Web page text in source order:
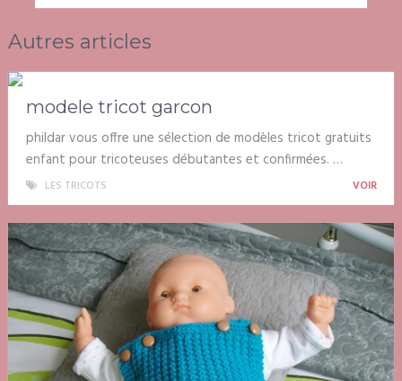
Autres articles
modele tricot garcon
phildar vous offre une sélection de modèles tricot gratuits
enfant pour tricoteuses débutantes et confirmées. …
LES TRICOTS VOIR